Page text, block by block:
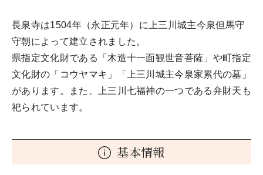
長泉寺は1504年（永正元年）に上三川城主今泉但馬守
守朝によって建立されました。
県指定文化財である「木造十一面観世音菩薩」や町指定
文化財の「コウヤマキ」「上三川城主今泉家累代の墓」
があります。また、上三川七福神の一つである弁財天も
祀られています。
基本情報